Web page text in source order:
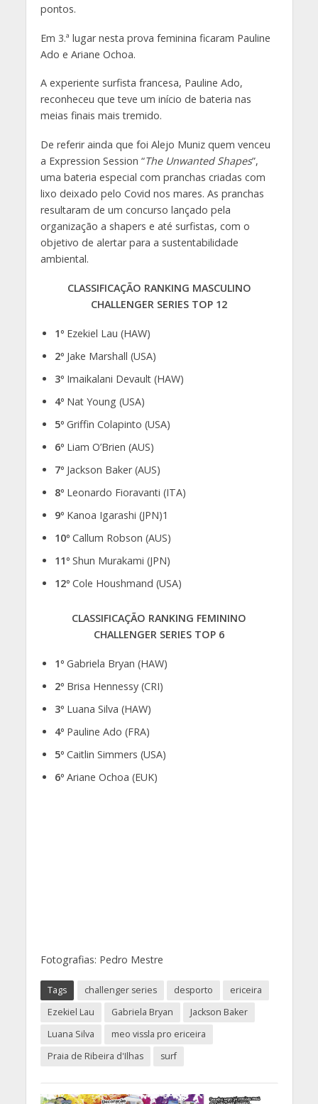
pontos.
Em 3.ª lugar nesta prova feminina ficaram Pauline
Ado e Ariane Ochoa.
A experiente surfista francesa, Pauline Ado,
reconheceu que teve um início de bateria nas
meias finais mais tremido.
De referir ainda que foi Alejo Muniz quem venceu
a Expression Session “The Unwanted Shapes”,
uma bateria especial com pranchas criadas com
lixo deixado pelo Covid nos mares. As pranchas
resultaram de um concurso lançado pela
organização a shapers e até surfistas, com o
objetivo de alertar para a sustentabilidade
ambiental.
CLASSIFICAÇÃO RANKING MASCULINO
CHALLENGER SERIES TOP 12
1ºEzekiel Lau (HAW)
2º Jake Marshall (USA)
3ºImaikalani Devault (HAW)
4ºNat Young (USA)
5ºGriffin Colapinto (USA)
6ºLiam O’Brien (AUS)
7ºJackson Baker (AUS)
8ºLeonardo Fioravanti (ITA)
9ºKanoa Igarashi (JPN)1
10ºCallum Robson (AUS)
11ºShun Murakami (JPN)
12ºCole Houshmand (USA)
CLASSIFICAÇÃO RANKING FEMININO
CHALLENGER SERIES TOP 6
1º Gabriela Bryan (HAW)
2ºBrisa Hennessy (CRI)
3ºLuana Silva (HAW)
4º Pauline Ado (FRA)
5ºCaitlin Simmers (USA)
6ºAriane Ochoa (EUK)
Fotografias: Pedro Mestre
Tags challenger series desporto
ericeira
Ezekiel Lau
Gabriela Bryan
Jackson Baker
Luana Silva
meo vissla pro ericeira
Praia de Ribeira d'Ilhas
surf